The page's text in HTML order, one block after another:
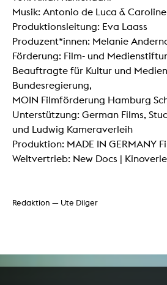
Musik: Antonio de Luca &
Produktionsleitung: Eva Laass
Produzent*innen: Melanie
Förderung: Film- und
Beauftragte für Kultur und
Bundesregierung,
MOIN Filmförderung Hamburg
Unterstützung: German Films,
und Ludwig Kameraverleih
Produktion: MADE IN GERMANY
Weltvertrieb: New Docs |
Redaktion — Ute Dilger